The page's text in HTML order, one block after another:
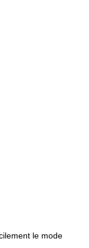
le mode